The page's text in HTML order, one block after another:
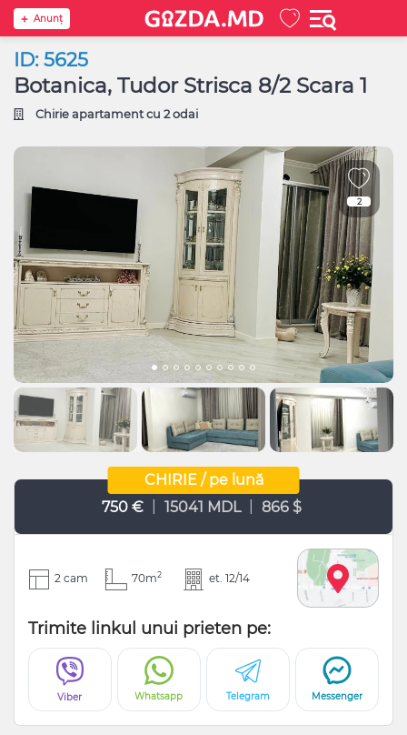
Anunţ
ID: 5625
Botanica, Tudor Strisca 8/2 Scara 1
Chirie apartament cu 2 odai
2
CHIRIE / pe lună
750 €
15041 MDL 866 $
2 cam 70m2 et. 12/14
Trimite linkul unui prieten pe:
Viber Whatsapp Telegram Messenger